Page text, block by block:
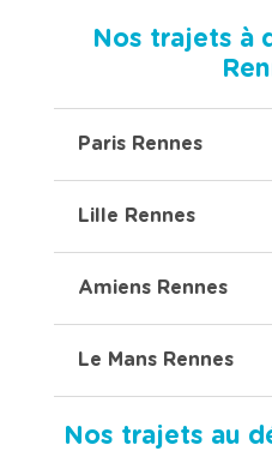
Nos trajets à
Paris Rennes
Lille Rennes
Amiens Rennes
Le Mans Rennes
Nos trajets au